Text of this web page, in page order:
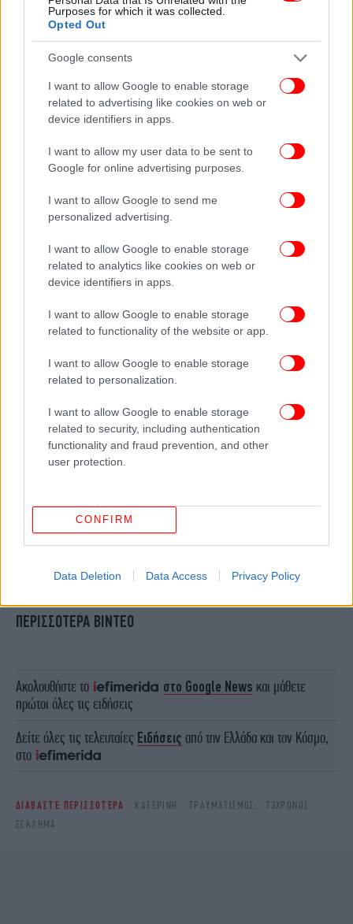
Purposes for which it was collected.
Opted Out
Google consents
I want to allow Google to enable storage
related to advertising like cookies on web or
device identifiers in apps.
I want to allow my user data to be sent to
Google for online advertising purposes.
I want to allow Google to send me
personalized advertising.
I want to allow Google to enable storage
related to analytics like cookies on web or
device identifiers in apps.
I want to allow Google to enable storage
related to functionality of the website or app.
I want to allow Google to enable storage
related to personalization.
I want to allow Google to enable storage
related to security, including authentication
functionality and fraud prevention, and other
user protection.
CONFIRM
Data Deletion Data Access Privacy Policy
ποσότητες αλκοόλ και είχε διαπληκτισμούς με
συχωριανούς του.
Μητσοτάκης: Να μιλάμε τη γλώσσα των πολιτών, όχι
στη μίζερη εσωστρέφεια -Όλοι οι βουλευτές μας θα είναι
Νέο σοκ: 12χρονος σε κρίσιμη κατάσταση μετά από
τροχαίο με πατίνι στον Ασπρόπυργο
Πανικός σε λεωφορείο στο Μαρούσι -Άνδρας με λάμες
από ψαλίδι, φώναζε και έβριζε
ΠΕΡΙΣΣΟΤΕΡΑ ΒΙΝΤΕΟ
Ακολουθήστε το στο Google News και μάθετε
πρώτοι όλες τις ειδήσεις
Δείτε όλες τις τελευταίες Ειδήσεις από την Ελλάδα και τον Κόσμο,
στο
ΔΙΑΒΑΣΤΕ ΠΕΡΙΣΣΟΤΕΡΑ ΚΑΤΕΡΊΝΗ ΤΡΑΥΜΑΤΙΣΜΌΣ
73ΧΡΟΝΟΣ
ΈΓΚΛΗΜΑ